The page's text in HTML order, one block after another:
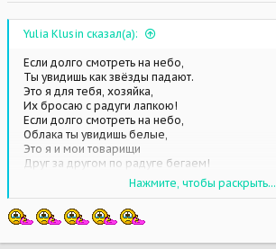
Yulia Klusin сказал(а):
Если долго смотреть на небо,
Ты увидишь как звёзды падают.
Это я для тебя, хозяйка,
Их бросаю с радуги лапкою!
Если долго смотреть на небо,
Облака ты увидишь белые,
Это я и мои товарищи
Друг за другом по радуге бегаем!
Ну, а если из облака серого,
Вдруг дождинки на землю закапали,
Это я и мои товарищи-
МЫ СОСКУЧИЛИСЬ… И ЗАПЛАКАЛИ…
Нажмите, чтобы раскрыть...